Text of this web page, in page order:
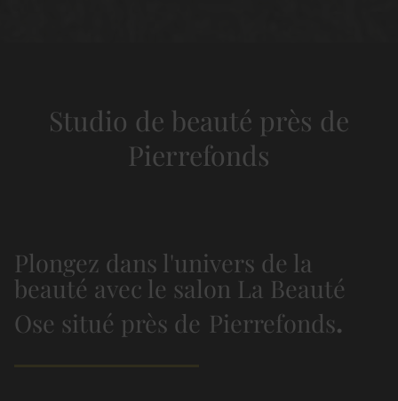
Studio de beauté près de
Pierrefonds
Plongez dans l'univers de la
beauté avec le salon La Beauté
Ose situé près de Pierrefonds.